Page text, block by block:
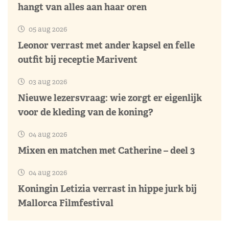
hangt van alles aan haar oren
05 aug 2026
Leonor verrast met ander kapsel en felle
outfit bij receptie Marivent
03 aug 2026
Nieuwe lezersvraag: wie zorgt er eigenlijk
voor de kleding van de koning?
04 aug 2026
Mixen en matchen met Catherine – deel 3
04 aug 2026
Koningin Letizia verrast in hippe jurk bij
Mallorca Filmfestival